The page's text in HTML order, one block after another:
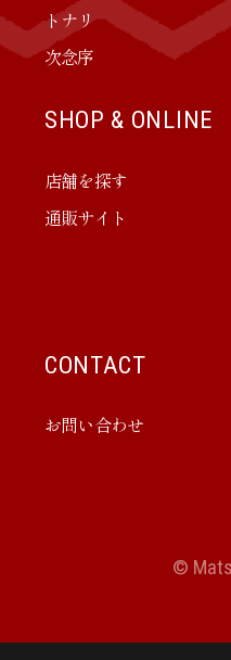
トナリ
次念序
SHOP & ONLINE
店舗を探す
通販サイト
CONTACT
お問い合わせ
©